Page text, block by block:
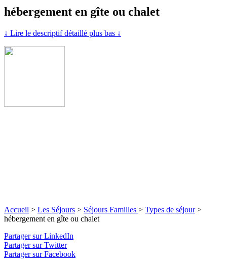
hébergement en gîte ou chalet
↓ Lire le descriptif détaillé plus bas ↓
Accueil > Les Séjours > Séjours Familles > Types de séjour>
hébergement en gîte ou chalet
Partager sur LinkedIn
Partager sur Twitter
Partager sur Facebook